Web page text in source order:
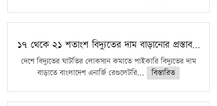
১৭ থেকে ২১ শতাংশ বিদ্যুতের দাম বাড়ানোর প্রস্তাব…
দেশে বিদ্যুতের ঘাটতির লোকসান কমাতে পাইকারি বিদ্যুতের দাম
বাড়াতে বাংলাদেশ এনার্জি রেগুলেটরি...
বিস্তারিত